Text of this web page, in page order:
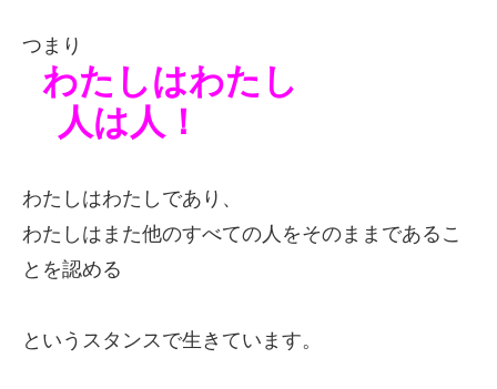
つまり
わたしはわたし
人は人！
わたしはわたしであり、
わたしはまた他のすべての人をそのままであるこ
とを認める
というスタンスで生きています。